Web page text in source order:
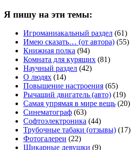
Я пишу на эти темы:
Игроманиакальный раздел (61)
Имею сказать… (от автора) (55)
Книжная полка (94)
Комната для курящих (81)
Научный раздел (42)
О людях (14)
Повышение настроения (65)
Рычащий двигатель (авто) (19)
Самая упрямая в мире вещь (20)
Синематограф (63)
Софтоэлектроника (44)
Трубочные табаки (отзывы) (17)
Фотогалереи (22)
Шикарные девушки (9)